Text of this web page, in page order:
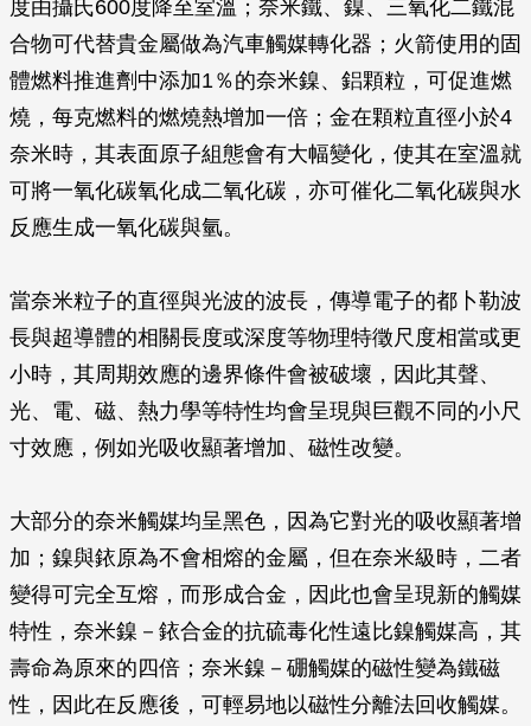
度由攝氏600度降至室溫；奈米鐵、鎳、三氧化二鐵混
合物可代替貴金屬做為汽車觸媒轉化器；火箭使用的固
體燃料推進劑中添加1％的奈米鎳、鋁顆粒，可促進燃
燒，每克燃料的燃燒熱增加一倍；金在顆粒直徑小於4
奈米時，其表面原子組態會有大幅變化，使其在室溫就
可將一氧化碳氧化成二氧化碳，亦可催化二氧化碳與水
反應生成一氧化碳與氫。
當奈米粒子的直徑與光波的波長，傳導電子的都卜勒波
長與超導體的相關長度或深度等物理特徵尺度相當或更
小時，其周期效應的邊界條件會被破壞，因此其聲、
光、電、磁、熱力學等特性均會呈現與巨觀不同的小尺
寸效應，例如光吸收顯著增加、磁性改變。
大部分的奈米觸媒均呈黑色，因為它對光的吸收顯著增
加；鎳與銥原為不會相熔的金屬，但在奈米級時，二者
變得可完全互熔，而形成合金，因此也會呈現新的觸媒
特性，奈米鎳－銥合金的抗硫毒化性遠比鎳觸媒高，其
壽命為原來的四倍；奈米鎳－硼觸媒的磁性變為鐵磁
性，因此在反應後，可輕易地以磁性分離法回收觸媒。